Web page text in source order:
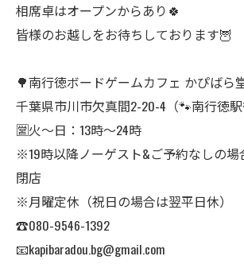
相席卓はオープンからあり🍀
皆様のお越しをお待ちしております🦉
🌳南行徳ボードゲームカフェ かぴばら
千葉県市川市欠真間2-20-4（🐾南行徳駅
🈺火〜日：13時〜24時
※19時以降ノーゲスト&ご予約なしの場
閉店
※月曜定休（祝日の場合は翌平日休）
☎︎080-9546-1392
📧kapibaradou.bg@gmail.com